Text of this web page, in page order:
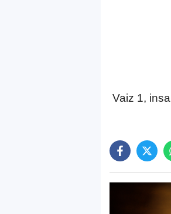
Vaiz 1,